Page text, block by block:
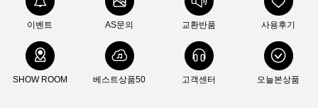
이벤트 AS문의 교환반품 사용후기
SHOW ROOM 베스트상품50 고객센터 오늘본상품